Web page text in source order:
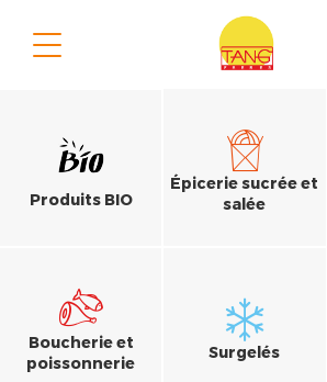
Produits BIO
Épicerie sucrée et
salée
Boucherie et
poissonnerie
Surgelés